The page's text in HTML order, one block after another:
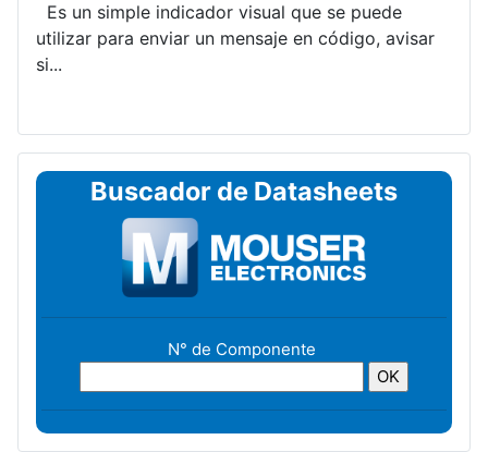
Es un simple indicador visual que se puede
utilizar para enviar un mensaje en código, avisar
si...
Buscador de Datasheets
N° de Componente